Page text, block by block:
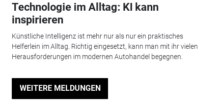
Technologie im Alltag: KI kann
inspirieren
Künstliche Intelligenz ist mehr nur als nur ein praktisches
Helferlein im Alltag. Richtig eingesetzt, kann man mit ihr vielen
Herausforderungen im modernen Autohandel begegnen.
WEITERE MELDUNGEN